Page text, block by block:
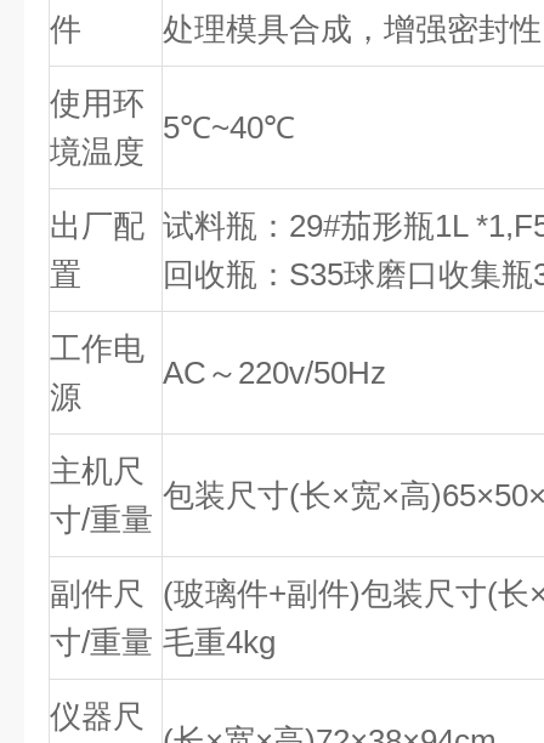
件
处理模具合成，增强密封
使用环
境温度
5℃~40℃
出厂配
置
试料瓶：29#茄形瓶1L
回收瓶：S35球磨口收集瓶
工作电
源
AC～220v/50Hz
主机尺
寸/重量
包装尺寸(长×宽×高
副件尺
寸/重量
(玻璃件+副件)包装尺寸(长
毛重4kg
仪器尺